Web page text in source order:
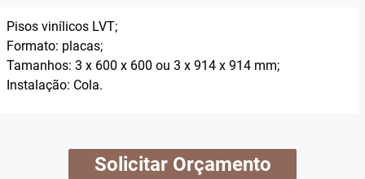
Pisos vinílicos LVT;
Formato: placas;
Tamanhos: 3 x 600 x 600 ou 3 x 914 x 914 mm;
Instalação: Cola.
Solicitar Orçamento